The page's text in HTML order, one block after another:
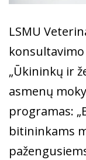
LSMU
„Ūkininkų ir
asmenų
programas:
bitininkams